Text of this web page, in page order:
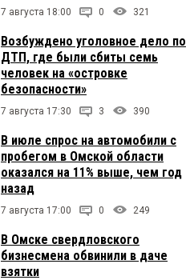
7 августа 18:00 0 321
Возбуждено уголовное дело по
ДТП, где были сбиты семь
человек на «островке
безопасности»
7 августа 17:30 3 390
В июле спрос на автомобили с
пробегом в Омской области
оказался на 11% выше, чем год
назад
7 августа 17:00 0 249
В Омске свердловского
бизнесмена обвинили в даче
взятки